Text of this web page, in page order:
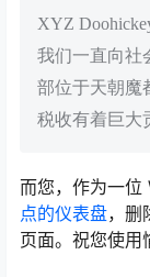
XYZ
我们一直向社
部位于天朝魔
税收有着巨大
而您，作为一位
点的仪表盘，删
页面。祝您使用